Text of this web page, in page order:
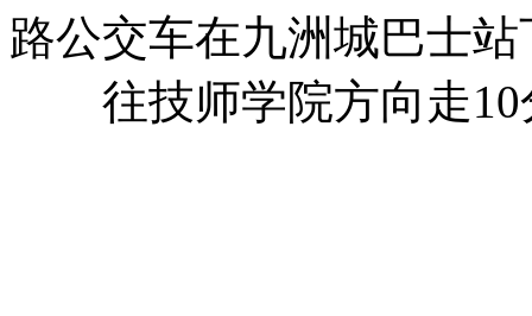
路公交车在九洲城巴士站
往技师学院方向走10